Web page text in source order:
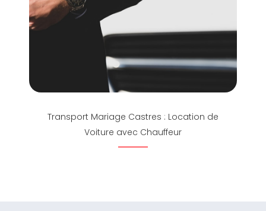
Transport Mariage Castres : Location de
Voiture avec Chauffeur